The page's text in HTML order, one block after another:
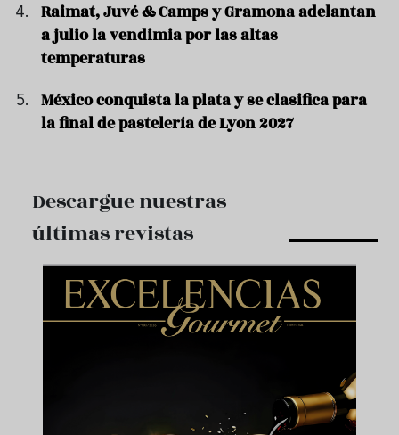
Raimat, Juvé & Camps y Gramona adelantan
a julio la vendimia por las altas
temperaturas
México conquista la plata y se clasifica para
la final de pastelería de Lyon 2027
Descargue nuestras
últimas revistas